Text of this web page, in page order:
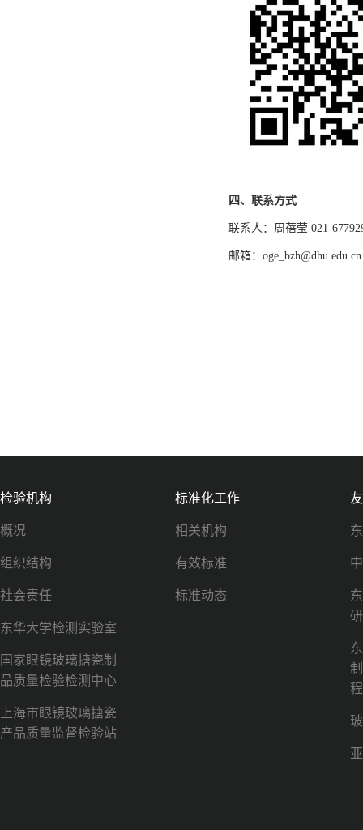
四、联系方式
联系人：周蓓莹 021-
邮箱：oge_bzh@dhu.edu.cn
检验机构
概况
组织结构
社会责任
东华大学检测实验室
国家眼镜玻璃搪瓷制
品质量检验检测中心
上海市眼镜玻璃搪瓷
产品质量监督检验站
标准化工作
相关机构
有效标准
标准动态